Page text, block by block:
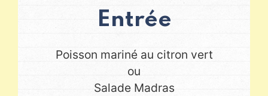
Entrée
Poisson mariné au citron vert
ou
Salade Madras